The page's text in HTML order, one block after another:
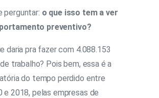
perguntar: o que isso tem a ver
preventivo?
daria pra fazer com 4.088.153
trabalho? Pois bem, essa é a
do tempo perdido entre
e 2018, pelas empresas de